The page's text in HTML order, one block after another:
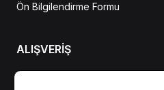
Ön Bilgilendirme Formu
ALIŞVERİŞ